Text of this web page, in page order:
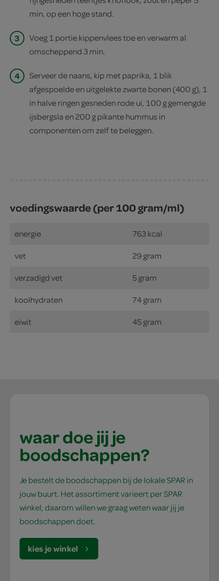
min. op een hoge stand.
3
Voeg 1 portie kippenvlees toe en verwarm al
omscheppend 3 min.
4
Serveer de naans, kip met paprika, 1 blik
afgespoelde en uitgelekte zwarte bonen (400 g), 1
in halve ringen gesneden rode ui, 100 g gemengde
ijsbergsla en 200 g pikante hummus in
componenten om zelf te beleggen.
voedingswaarde (per 100 gram/ml)
energie 763 kcal
vet 29 gram
verzadigd vet 5 gram
koolhydraten 74 gram
eiwit 45 gram
waar doe jij je
boodschappen?
Je bestelt de boodschappen bij de lokale SPAR in
jouw buurt. Het assortiment varieert per SPAR
winkel, daarom willen we graag weten waar jij je
boodschappen doet.
kies je winkel